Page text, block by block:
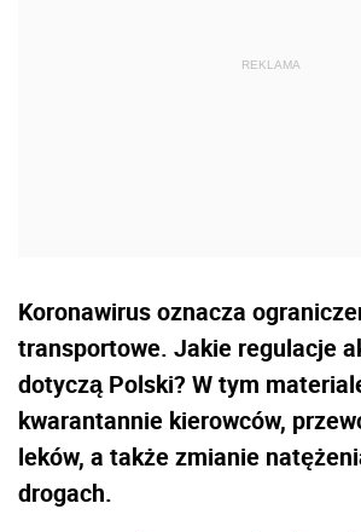
Koronawirus oznacza
transportowe. Jakie regulacje
dotyczą Polski? W tym
kwarantannie kierowców,
leków, a także zmianie
drogach.